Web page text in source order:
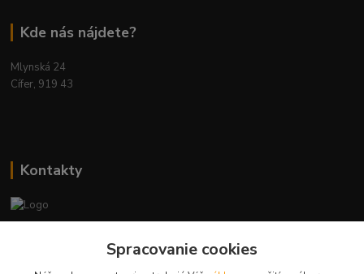
Kde nás nájdete?
Mlynská 24
Cífer, 919 43
Kontakty
+421 944 394 715Spracovanie cookies